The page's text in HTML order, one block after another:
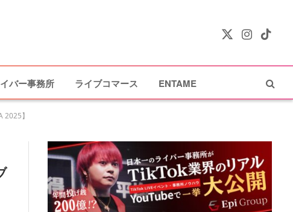
X
Instagram
TikTok
バー事務所 ライブコマース ENTAME
】